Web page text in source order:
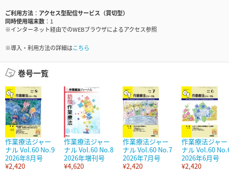
ご利用方法
アクセス型配信サービス（買切型）
同時使用端末数
1
※インターネット経由でのWEBブラウザによるアクセス参照
※導入・利用方法の詳細はこちら
巻号一覧
作業療法ジャー
ナル Vol.60 No.9
2026年8月号
¥2,420
作業療法ジャー
ナル Vol.60 No.8
2026年増刊号
¥4,620
作業療法ジャー
ナル Vol.60 No.7
2026年7月号
¥2,420
作業療法ジャー
ナル Vol.60
2026年6月号
¥2,420